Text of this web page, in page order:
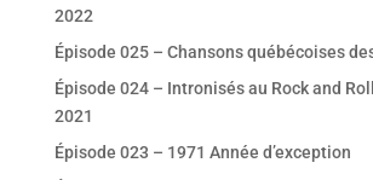
2022
Épisode 025 – Chansons québécoises
Épisode 024 – Intronisés au Rock and
2021
Épisode 023 – 1971 Année d’exception